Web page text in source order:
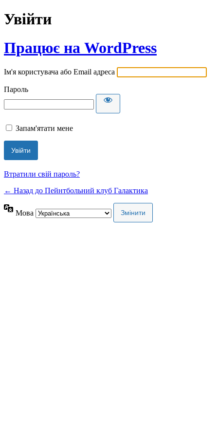
Увійти
Працює на WordPress
Ім'я користувача або Email адреса
Пароль
Запам'ятати мене
Втратили свій пароль?
← Назад до Пейнтбольний клуб Галактика
Мова